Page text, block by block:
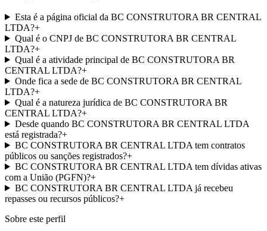
Esta é a página oficial da BC CONSTRUTORA BR CENTRAL
LTDA?+
Qual é o CNPJ de BC CONSTRUTORA BR CENTRAL
LTDA?+
Qual é a atividade principal de BC CONSTRUTORA BR
CENTRAL LTDA?+
Onde fica a sede de BC CONSTRUTORA BR CENTRAL
LTDA?+
Qual é a natureza jurídica de BC CONSTRUTORA BR
CENTRAL LTDA?+
Desde quando BC CONSTRUTORA BR CENTRAL LTDA
está registrada?+
BC CONSTRUTORA BR CENTRAL LTDA tem contratos
públicos ou sanções registrados?+
BC CONSTRUTORA BR CENTRAL LTDA tem dívidas ativas
com a União (PGFN)?+
BC CONSTRUTORA BR CENTRAL LTDA já recebeu
repasses ou recursos públicos?+
Sobre este perfil